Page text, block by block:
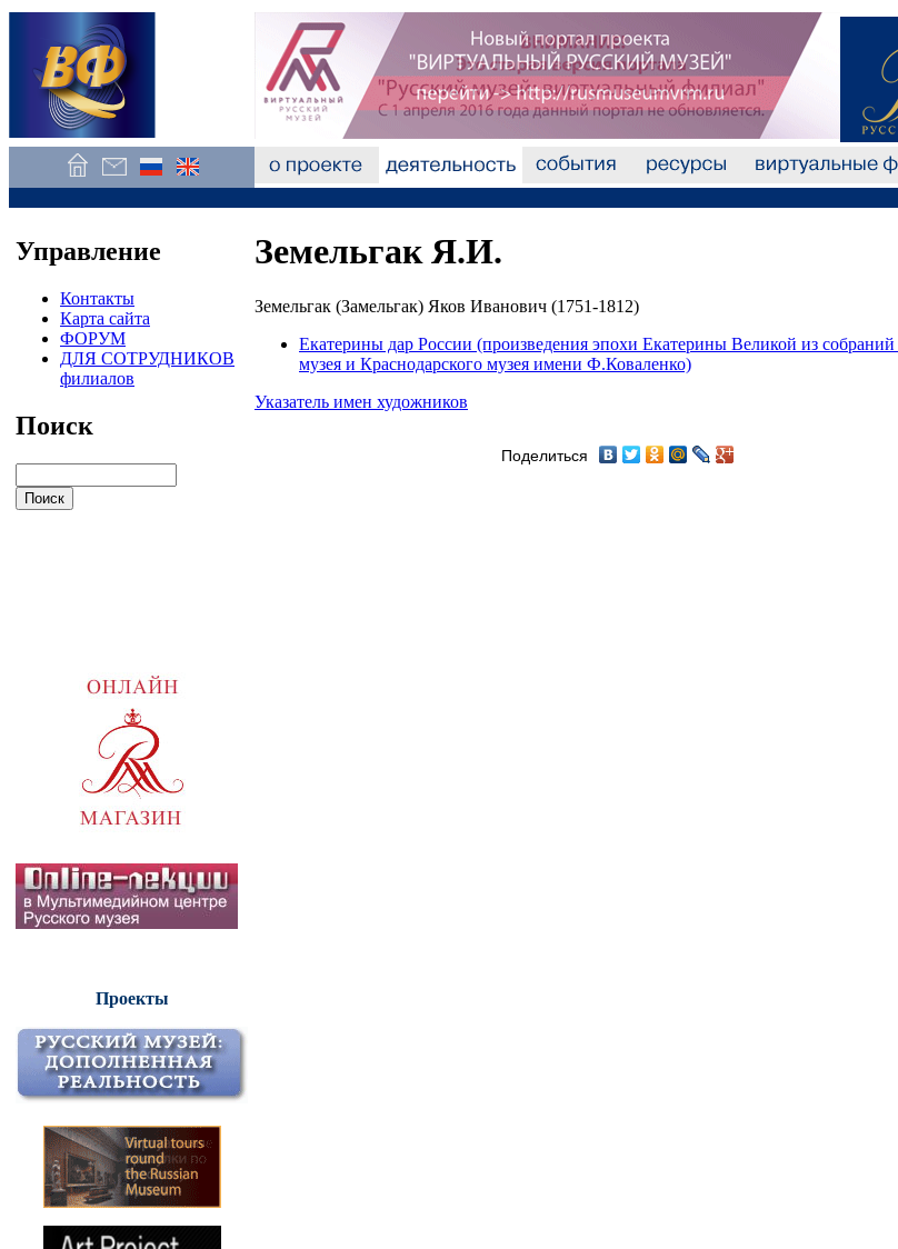
Управление
Контакты
Карта сайта
ФОРУМ
ДЛЯ СОТРУДНИКОВ
филиалов
Поиск
Проекты
Земельгак Я.И.
Земельгак (Замельгак) Яков Иванович (1751-1812)
Екатерины дар России (произведения эпохи Екатерины Великой из собраний
музея и Краснодарского музея имени Ф.Коваленко)
Указатель имен художников
Поделиться